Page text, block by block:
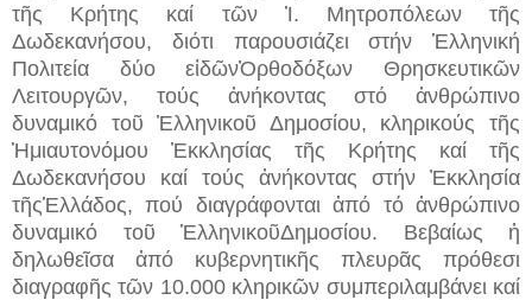
τῆς Κρήτης καί τῶν Ἱ. Μητροπόλεων τῆς
Δωδεκανήσου, διότι παρουσιάζει στήν Ἑλληνική
Πολιτεία δύο εἰδῶνὈρθοδόξων Θρησκευτικῶν
Λειτουργῶν, τούς ἀνήκοντας στό ἀνθρώπινο
δυναμικό τοῦ Ἑλληνικοῦ Δημοσίου, κληρικούς τῆς
Ἡμιαυτονόμου Ἐκκλησίας τῆς Κρήτης καί τῆς
Δωδεκανήσου καί τούς ἀνήκοντας στήν Ἐκκλησία
τῆςἙλλάδος, πού διαγράφονται ἀπό τό ἀνθρώπινο
δυναμικό τοῦ ἙλληνικοῦΔημοσίου. Βεβαίως ἡ
δηλωθεῖσα ἀπό κυβερνητικῆς πλευρᾶς πρόθεσι
διαγραφῆς τῶν 10.000 κληρικῶν συμπεριλαμβάνει καί